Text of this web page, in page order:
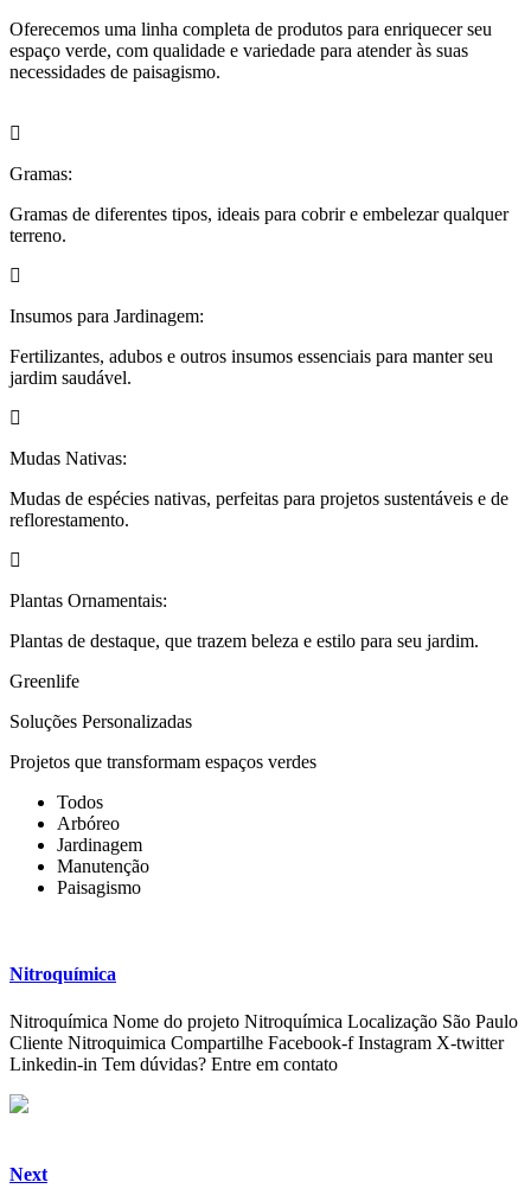
Oferecemos uma linha completa de produtos para enriquecer seu
espaço verde, com qualidade e variedade para atender às suas
necessidades de paisagismo.
Gramas:
Gramas de diferentes tipos, ideais para cobrir e embelezar qualquer
terreno.
Insumos para Jardinagem:
Fertilizantes, adubos e outros insumos essenciais para manter seu
jardim saudável.
Mudas Nativas:
Mudas de espécies nativas, perfeitas para projetos sustentáveis e de
reflorestamento.
Plantas Ornamentais:
Plantas de destaque, que trazem beleza e estilo para seu jardim.
Greenlife
Soluções Personalizadas
Projetos que transformam espaços verdes
Todos
Arbóreo
Jardinagem
Manutenção
Paisagismo
Nitroquímica
Nitroquímica Nome do projeto Nitroquímica Localização São Paulo
Cliente Nitroquimica Compartilhe Facebook-f Instagram X-twitter
Linkedin-in Tem dúvidas? Entre em contato
Next